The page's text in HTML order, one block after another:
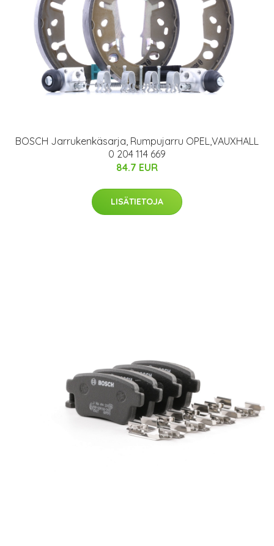
BOSCH Jarrukenkäsarja, Rumpujarru OPEL,VAUXHALL
0 204 114 669
84.7 EUR
LISÄTIETOJA